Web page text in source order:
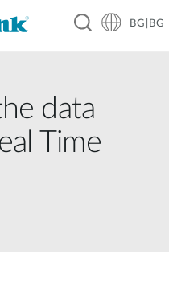
BG|BG
data
Time